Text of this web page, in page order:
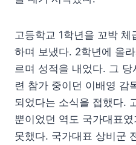
고등학교 1학년을 꼬박
하며 보냈다. 2학년에 올
르며 성적을 내었다. 그
련 참가 중이던 이배영 감
되었다는 소식을 접했다.
뿐이었던 역도 국가대표
못했다. 국가대표 상비군